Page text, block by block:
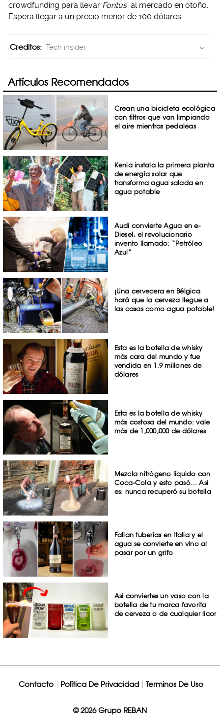
crowdfunding para llevar Fontus al mercado en otoño.
Espera llegar a un precio menor de 100 dólares.
Creditos: Tech insider
Artículos Recomendados
Crean una bicicleta ecológica
con filtros que van limpiando
el aire mientras pedaleas
Kenia instala la primera planta
de energía solar que
transforma agua salada en
agua potable
Audi convierte Agua en e-
Diesel, el revolucionario
invento llamado: “Petróleo
Azul”
¡Una cervecera en Bélgica
hará que la cerveza llegue a
las casas como agua potable!
Esta es la botella de whisky
más cara del mundo y fue
vendida en 1.9 millones de
dólares
Esta es la botella de whisky
más costosa del mundo: vale
más de 1,000,000 de dólares
Mezcla nitrógeno líquido con
Coca-Cola y esto pasó… Así
es: nunca recuperó su botella
Fallan tuberías en Italia y el
agua se convierte en vino al
pasar por un grifo
Así conviertes un vaso con la
botella de tu marca favorita
de cerveza o de cualquier licor
Contacto Política De Privacidad Terminos De Uso
© 2026 Grupo REBAN